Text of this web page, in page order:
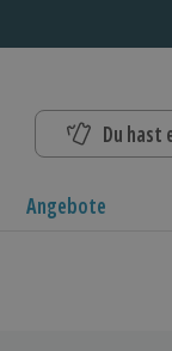
Du hast
Angebote